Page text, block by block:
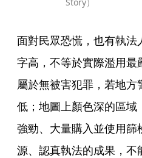
面對民眾恐慌，也有執
字高，不等於實際濫用
屬於無被害犯罪，若地
低；地圖上顏色深的區
強勁、大量購入並使用篩
源、認真執法的成果，不